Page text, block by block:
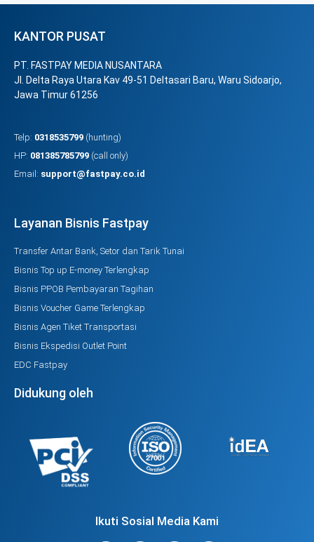
KANTOR PUSAT
PT. FASTPAY MEDIA NUSANTARA
Jl. Delta Raya Utara Kav 49-51 Deltasari Baru, Waru Sidoarjo,
Jawa Timur 61256
Telp: 0318535799 (hunting)
HP: 081385785799 (call only)
Email: support@fastpay.co.id
Layanan Bisnis Fastpay
Transfer Antar Bank, Setor dan Tarik Tunai
Bisnis Top up E-money Terlengkap
Bisnis PPOB Pembayaran Tagihan
Bisnis Voucher Game Terlengkap
Bisnis Agen Tiket Transportasi
Bisnis Ekspedisi Outlet Point
EDC Fastpay
Didukung oleh
Ikuti Sosial Media Kami